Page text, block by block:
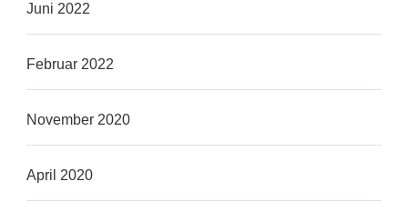
Juni 2022
Februar 2022
November 2020
April 2020